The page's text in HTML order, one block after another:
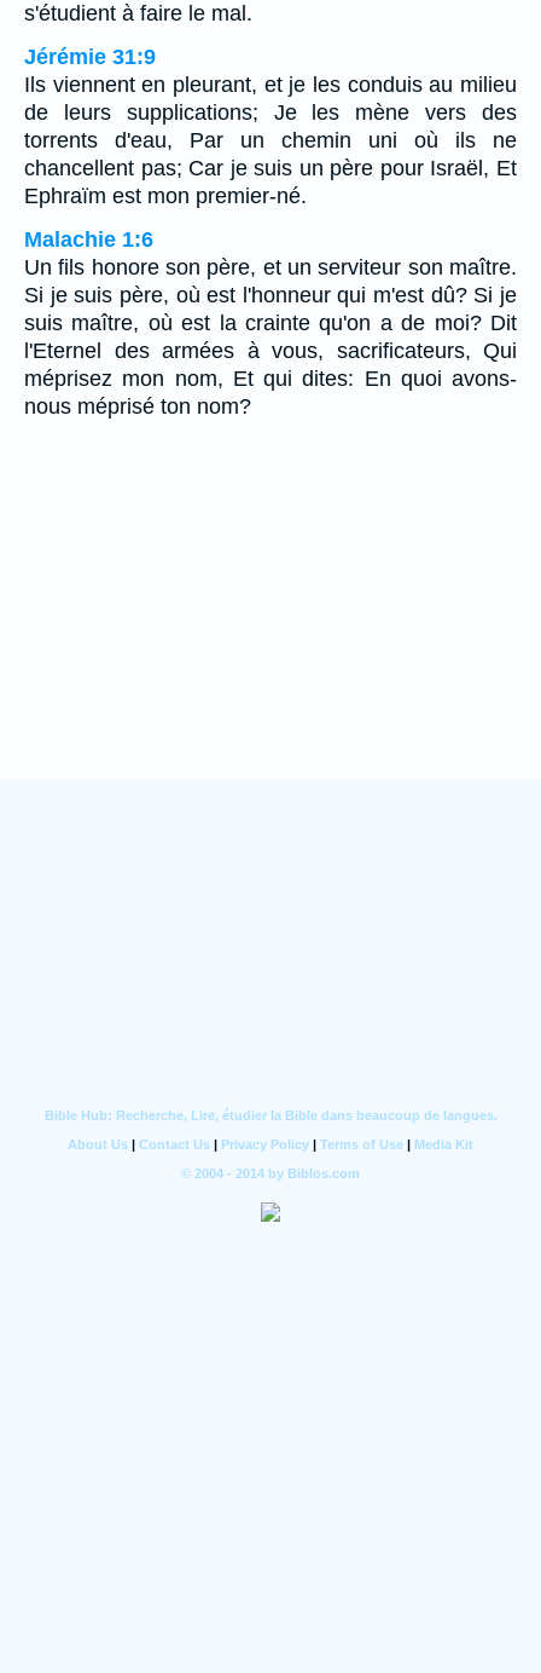
s'étudient à faire le mal.
Jérémie 31:9
Ils viennent en pleurant, et je les conduis au milieu
de leurs supplications; Je les mène vers des
torrents d'eau, Par un chemin uni où ils ne
chancellent pas; Car je suis un père pour Israël, Et
Ephraïm est mon premier-né.
Malachie 1:6
Un fils honore son père, et un serviteur son maître.
Si je suis père, où est l'honneur qui m'est dû? Si je
suis maître, où est la crainte qu'on a de moi? Dit
l'Eternel des armées à vous, sacrificateurs, Qui
méprisez mon nom, Et qui dites: En quoi avons-
nous méprisé ton nom?